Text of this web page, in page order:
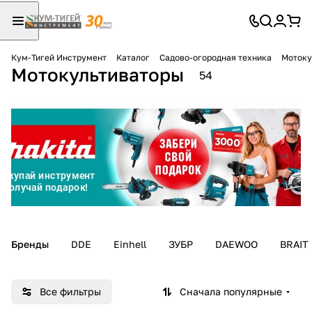
Кум-Тигей Инструмент Каталог Садово-огородная техника
Мотокультиваторы 54
Бренды DDE Einhell ЗУБР DAEWOO BRAIT
Все фильтры Сначала популярные
Для клиентов всех банков
Разбейте
оплату на части
без переплат